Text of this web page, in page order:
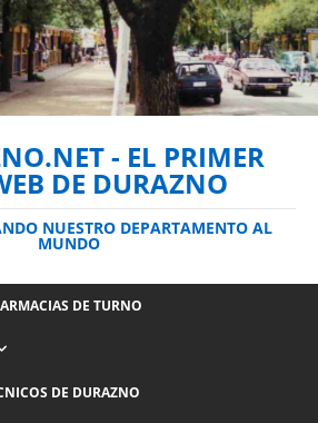
- EL PRIMER
DE DURAZNO
NUESTRO DEPARTAMENTO AL
MUNDO
DE TURNO
DE DURAZNO